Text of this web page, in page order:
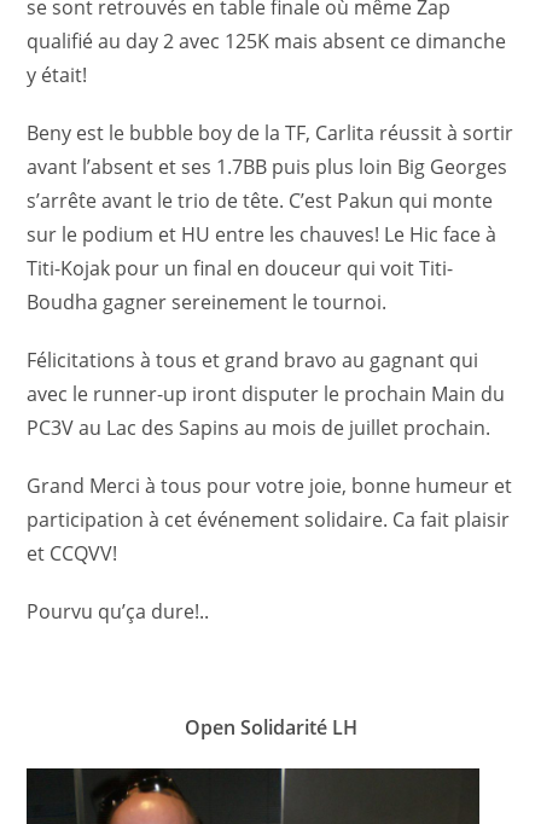
se sont retrouvés en table finale où même Zap
qualifié au day 2 avec 125K mais absent ce dimanche
y était!
Beny est le bubble boy de la TF, Carlita réussit à sortir
avant l’absent et ses 1.7BB puis plus loin Big Georges
s’arrête avant le trio de tête. C’est Pakun qui monte
sur le podium et HU entre les chauves! Le Hic face à
Titi-Kojak pour un final en douceur qui voit Titi-
Boudha gagner sereinement le tournoi.
Félicitations à tous et grand bravo au gagnant qui
avec le runner-up iront disputer le prochain Main du
PC3V au Lac des Sapins au mois de juillet prochain.
Grand Merci à tous pour votre joie, bonne humeur et
participation à cet événement solidaire. Ca fait plaisir
et CCQVV!
Pourvu qu’ça dure!..
Open Solidarité LH